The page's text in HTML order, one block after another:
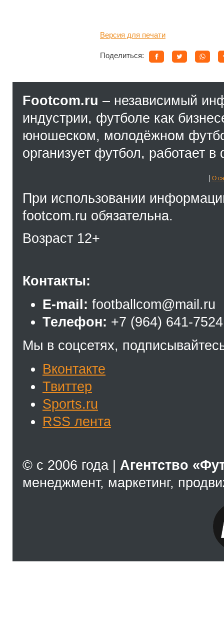
Версия для печати
Поделиться:
Footcom.ru – независимый
индустрии, футболе как
юношеском, молодёжном
организует футбол, работает
О
При использовании
footcom.ru обязательна.
Возраст 12+
Контакты:
E-mail: footballcom@mail.ru
Телефон: +7 (964) 641-7524
Мы в соцсетях,
Вконтакте
Твиттер
Sports.ru
RSS лента
© с 2006 года | Агентство
менеджмент, маркетинг,